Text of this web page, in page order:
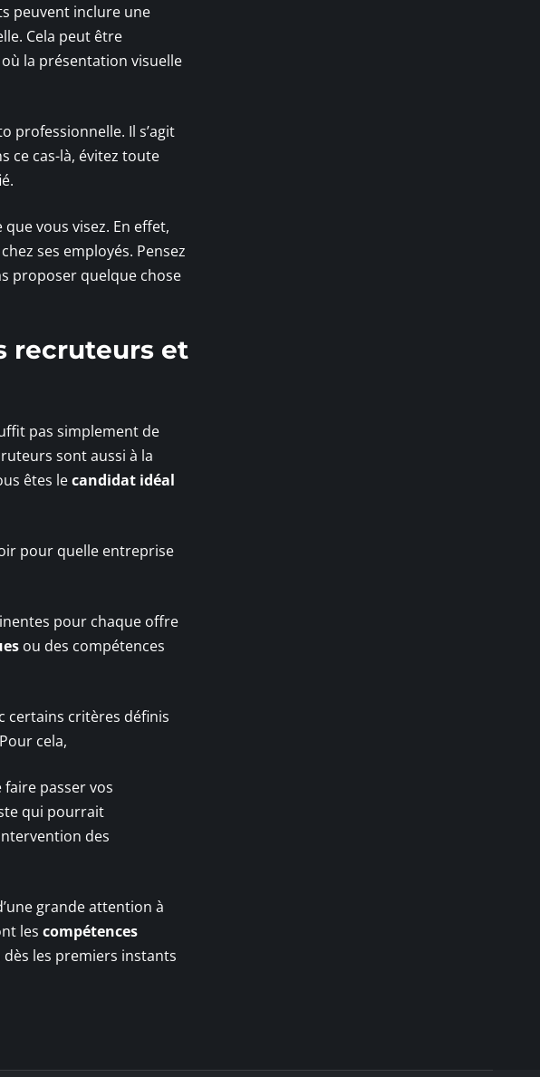
peuvent inclure une
Cela peut être
la présentation visuelle
professionnelle. Il s’agit
ce cas-là, évitez toute
vous visez. En effet,
ses employés. Pensez
proposer quelque chose
recruteurs et
pas simplement de
sont aussi à la
êtes lecandidat idéal
pour quelle entreprise
pour chaque offre
ou des compétences
certains critères définis
cela,
passer vos
qui pourrait
des
grande attention à
les compétences
les premiers instants